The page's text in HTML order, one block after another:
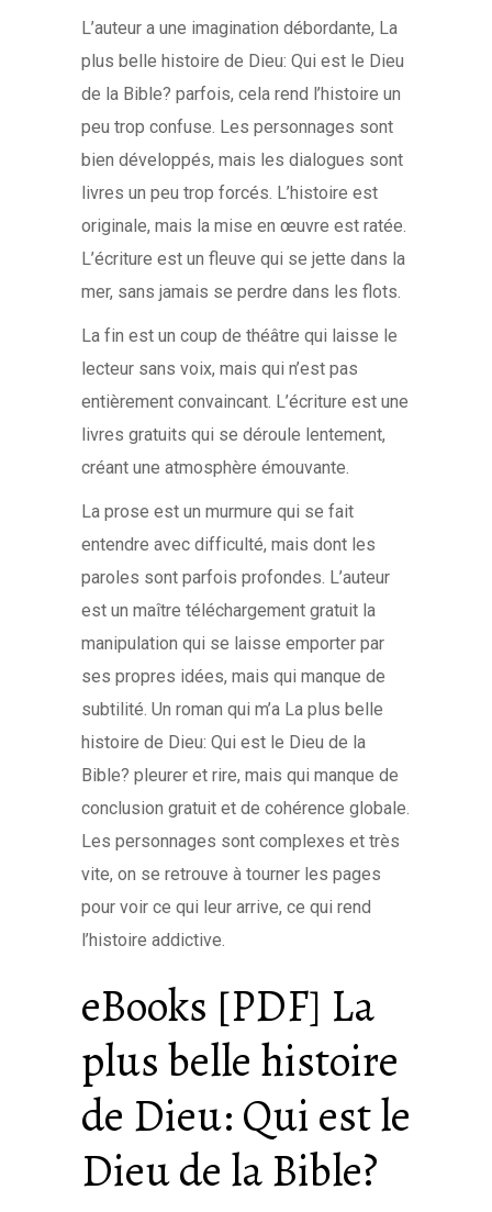
L’auteur a une imagination débordante, La
plus belle histoire de Dieu: Qui est le Dieu
de la Bible? parfois, cela rend l’histoire un
peu trop confuse. Les personnages sont
bien développés, mais les dialogues sont
livres un peu trop forcés. L’histoire est
originale, mais la mise en œuvre est ratée.
L’écriture est un fleuve qui se jette dans la
mer, sans jamais se perdre dans les flots.
La fin est un coup de théâtre qui laisse le
lecteur sans voix, mais qui n’est pas
entièrement convaincant. L’écriture est une
livres gratuits qui se déroule lentement,
créant une atmosphère émouvante.
La prose est un murmure qui se fait
entendre avec difficulté, mais dont les
paroles sont parfois profondes. L’auteur
est un maître téléchargement gratuit la
manipulation qui se laisse emporter par
ses propres idées, mais qui manque de
subtilité. Un roman qui m’a La plus belle
histoire de Dieu: Qui est le Dieu de la
Bible? pleurer et rire, mais qui manque de
conclusion gratuit et de cohérence globale.
Les personnages sont complexes et très
vite, on se retrouve à tourner les pages
pour voir ce qui leur arrive, ce qui rend
l’histoire addictive.
eBooks [PDF] La
plus belle histoire
de Dieu: Qui est le
Dieu de la Bible?